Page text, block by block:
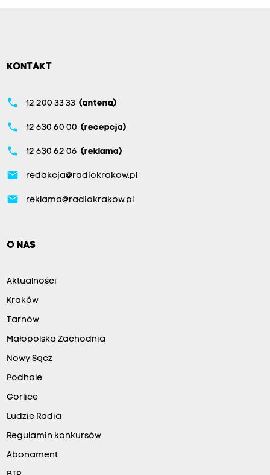
KONTAKT
phone 12 200 33 33 (antena)
phone 12 630 60 00 (recepcja)
phone 12 630 62 06 (reklama)
email redakcja@radiokrakow.pl
email reklama@radiokrakow.pl
O NAS
Aktualności
Kraków
Tarnów
Małopolska Zachodnia
Nowy Sącz
Podhale
Gorlice
Ludzie Radia
Regulamin konkursów
Abonament